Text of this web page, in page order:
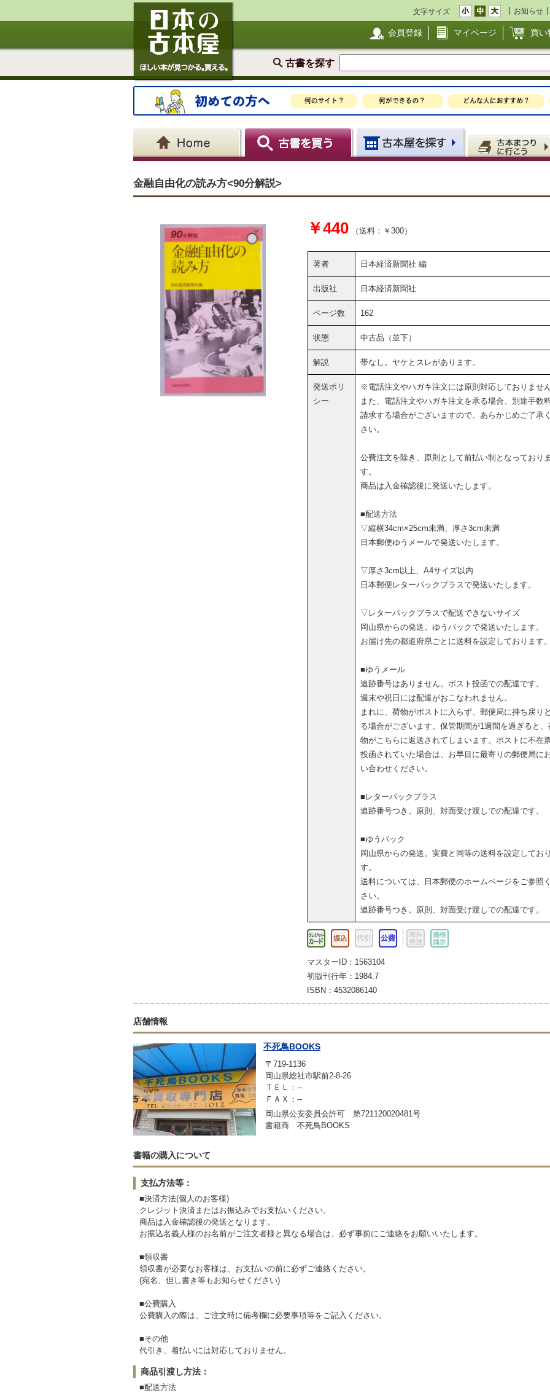
文字サイズ お知らせ
会員登録 マイページ 買い
古書を探す
金融自由化の読み方<90分解説>
￥440 （送料：￥300）
著者 日本経済新聞社 編
出版社 日本経済新聞社
ページ数 162
状態 中古品（並下）
解説 帯なし。ヤケとスレがあります。
発送ポリ
シー
※電話注文やハガキ注文には原則対応しておりません
また、電話注文やハガキ注文を承る場合、別途手数
請求する場合がございますので、あらかじめご了承
さい。
公費注文を除き、原則として前払い制となっておりま
す。
商品は入金確認後に発送いたします。
■配送方法
▽縦横34cm×25cm未満、厚さ3cm未満
日本郵便ゆうメールで発送いたします。
▽厚さ3cm以上、A4サイズ以内
日本郵便レターパックプラスで発送いたします。
▽レターパックプラスで配送できないサイズ
岡山県からの発送。ゆうパックで発送いたします。
お届け先の都道府県ごとに送料を設定しております。
■ゆうメール
追跡番号はありません。ポスト投函での配達です。
週末や祝日には配達がおこなわれません。
まれに、荷物がポストに入らず、郵便局に持ち戻り
る場合がございます。保管期間が1週間を過ぎると、
物がこちらに返送されてしまいます。ポストに不在
投函されていた場合は、お早目に最寄りの郵便局に
い合わせください。
■レターパックプラス
追跡番号つき。原則、対面受け渡しでの配達です。
■ゆうパック
岡山県からの発送。実費と同等の送料を設定してお
す。
送料については、日本郵便のホームページをご参照
さい。
追跡番号つき。原則、対面受け渡しでの配達です。
マスターID：1563104
初版刊行年：1984.7
ISBN：4532086140
店舗情報
不死鳥BOOKS
〒719-1136
岡山県総社市駅前2-8-26
ＴＥＬ：--
ＦＡＸ：--
岡山県公安委員会許可 第721120020481号
書籍商 不死鳥BOOKS
書籍の購入について
支払方法等：
■決済方法(個人のお客様)
クレジット決済またはお振込みでお支払いください。
商品は入金確認後の発送となります。
お振込名義人様のお名前がご注文者様と異なる場合は、必ず事前にご連絡をお願いいたします。
■領収書
領収書が必要なお客様は、お支払いの前に必ずご連絡ください。
(宛名、但し書き等もお知らせください)
■公費購入
公費購入の際は、ご注文時に備考欄に必要事項等をご記入ください。
■その他
代引き、着払いには対応しておりません。
商品引渡し方法：
■配送方法